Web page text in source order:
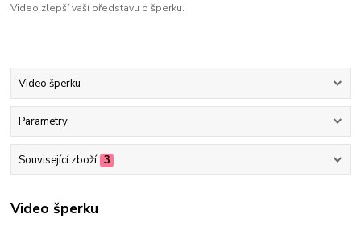
Video zlepší vaší představu o šperku.
Video šperku
Parametry
Související zboží 3
Video šperku